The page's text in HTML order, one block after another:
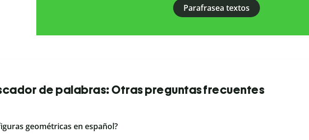
Parafrasea textos
de palabras: Otras preguntas frecuentes
geométricas en español?